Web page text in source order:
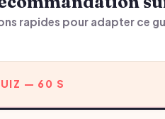
rapides pour adapter ce
— 60 S